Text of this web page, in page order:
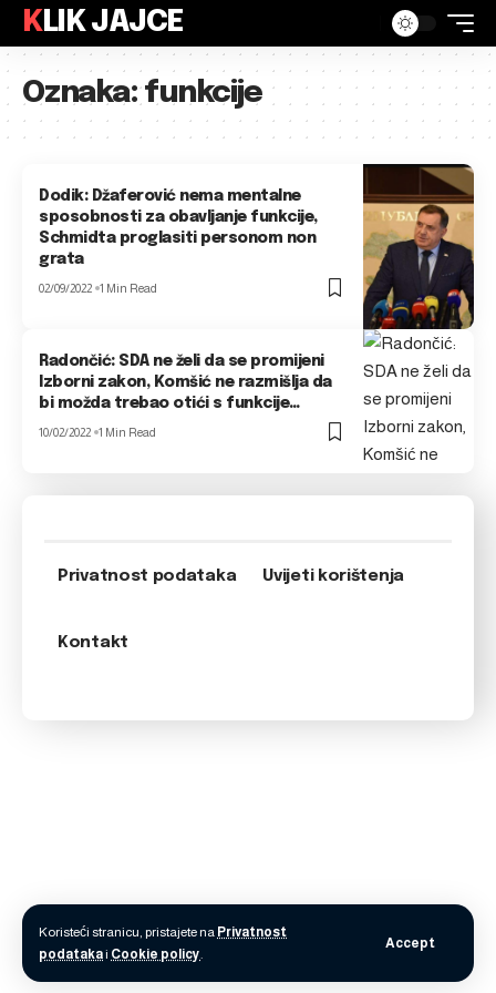
Koristeći stranicu, pristajete na Privatnost
podatakai Cookie policy.
Accept
KLIK JAJCE
Oznaka:funkcije
Dodik: Džaferović nema mentalne
sposobnosti za obavljanje funkcije,
Schmidta proglasiti personom non
grata
02/09/2022 1 Min Read
Radončić: SDA ne želi da se promijeni
Izborni zakon, Komšić ne razmišlja da
bi možda trebao otići s funkcije…
10/02/2022 1 Min Read
Privatnost podataka Uvijeti korištenja
Kontakt